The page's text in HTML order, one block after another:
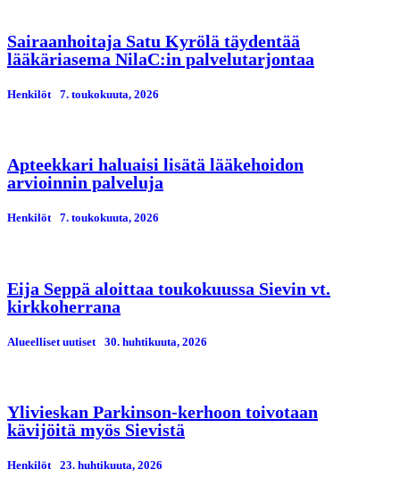
Sairaanhoitaja Satu Kyrölä täydentää
lääkäriasema NilaC:in palvelutarjontaa
Henkilöt 7. toukokuuta, 2026
Apteekkari haluaisi lisätä lääkehoidon
arvioinnin palveluja
Henkilöt 7. toukokuuta, 2026
Eija Seppä aloittaa toukokuussa Sievin vt.
kirkkoherrana
Alueelliset uutiset 30. huhtikuuta, 2026
Ylivieskan Parkinson-kerhoon toivotaan
kävijöitä myös Sievistä
Henkilöt 23. huhtikuuta, 2026